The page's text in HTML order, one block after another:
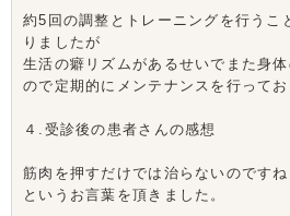
約5回の調整とトレーニングを行うこ
りましたが
生活の癖リズムがあるせいでまた身
ので定期的にメンテナンスを行ってお
４.受診後の患者さんの感想
筋肉を押すだけでは治らないのですね
というお言葉を頂きました。